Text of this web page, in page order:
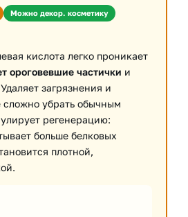
Можно декор. косметику
кислота легко проникает
ороговевшие частички и
загрязнения и
сложно убрать обычным
регенерацию:
больше белковых
плотной,